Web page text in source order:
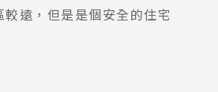
遠，但是是個安全的住宅